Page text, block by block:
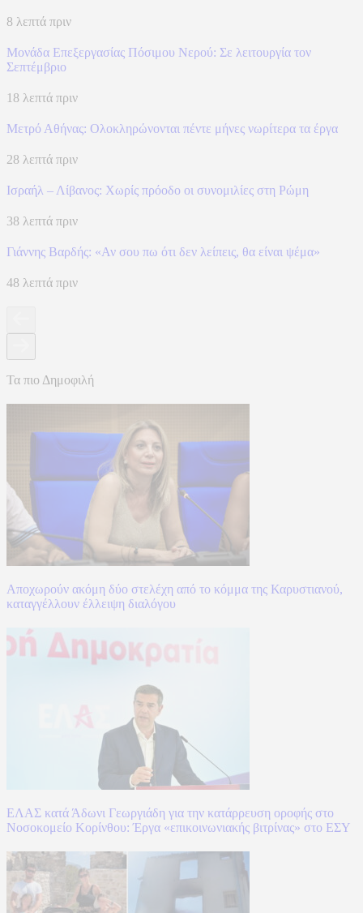
8 λεπτά πριν
Μονάδα Επεξεργασίας Πόσιμου Νερού: Σε λειτουργία τον
Σεπτέμβριο
18 λεπτά πριν
Μετρό Αθήνας: Ολοκληρώνονται πέντε μήνες νωρίτερα τα έργα
28 λεπτά πριν
Ισραήλ – Λίβανος: Xωρίς πρόοδο οι συνομιλίες στη Ρώμη
38 λεπτά πριν
Γιάννης Βαρδής: «Αν σου πω ότι δεν λείπεις, θα είναι ψέμα»
48 λεπτά πριν
Τα πιο Δημοφιλή
Αποχωρούν ακόμη δύο στελέχη από το κόμμα της Καρυστιανού,
καταγγέλλουν έλλειψη διαλόγου
ΕΛΑΣ κατά Άδωνι Γεωργιάδη για την κατάρρευση οροφής στο
Νοσοκομείο Κορίνθου: Έργα «επικοινωνιακής βιτρίνας» στο ΕΣΥ